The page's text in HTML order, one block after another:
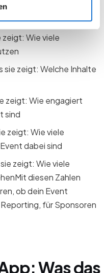
zeigt: Wie viele
sie zeigt: Welche Inhalte
zeigt: Wie engagiert
sind
zeigt: Wie viele
dabei sind
sie zeigt: Wie viele
diesen Zahlen
ob dein Event
für Sponsoren
Was das